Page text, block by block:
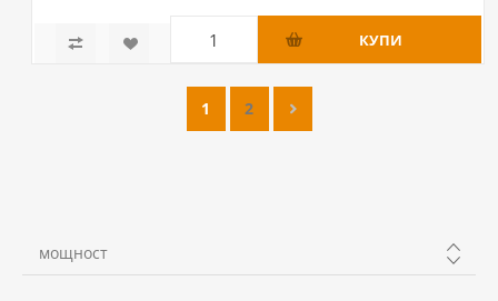
1 2
мощност